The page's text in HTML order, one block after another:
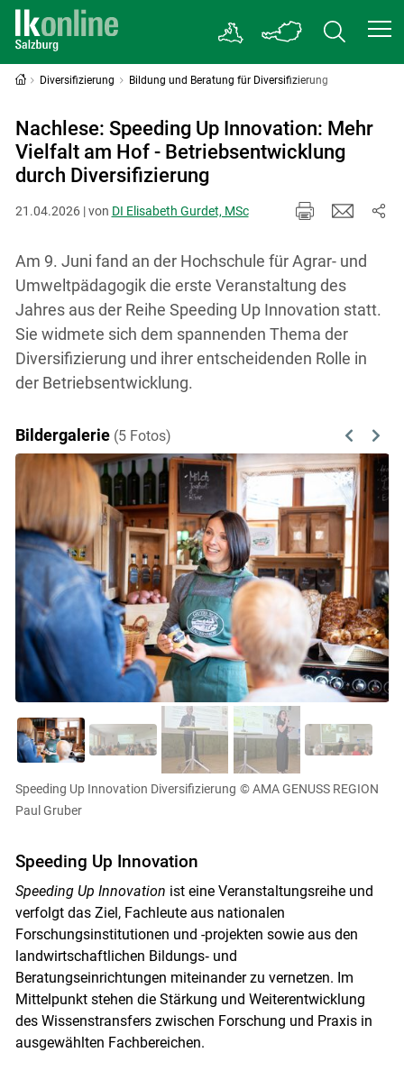
Diversifizierung Bildung und Beratung für Diversifizierung
Nachlese: Speeding Up Innovation: Mehr
Vielfalt am Hof - Betriebsentwicklung
durch Diversifizierung
21.04.2026 | von DI Elisabeth Gurdet, MSc
Am 9. Juni fand an der Hochschule für Agrar- und
Umweltpädagogik die erste Veranstaltung des
Jahres aus der Reihe Speeding Up Innovation statt.
Sie widmete sich dem spannenden Thema der
Diversifizierung und ihrer entscheidenden Rolle in
der Betriebsentwicklung.
Bildergalerie (5 Fotos) Previous
Next
Speeding Up Innovation Diversifizierung © AMA GENUSS REGION
Paul Gruber
Speeding Up Innovation
Speeding Up Innovation ist eine Veranstaltungsreihe und
verfolgt das Ziel, Fachleute aus nationalen
Forschungsinstitutionen und -projekten sowie aus den
landwirtschaftlichen Bildungs‑ und
Beratungseinrichtungen miteinander zu vernetzen. Im
Mittelpunkt stehen die Stärkung und Weiterentwicklung
des Wissenstransfers zwischen Forschung und Praxis in
ausgewählten Fachbereichen.